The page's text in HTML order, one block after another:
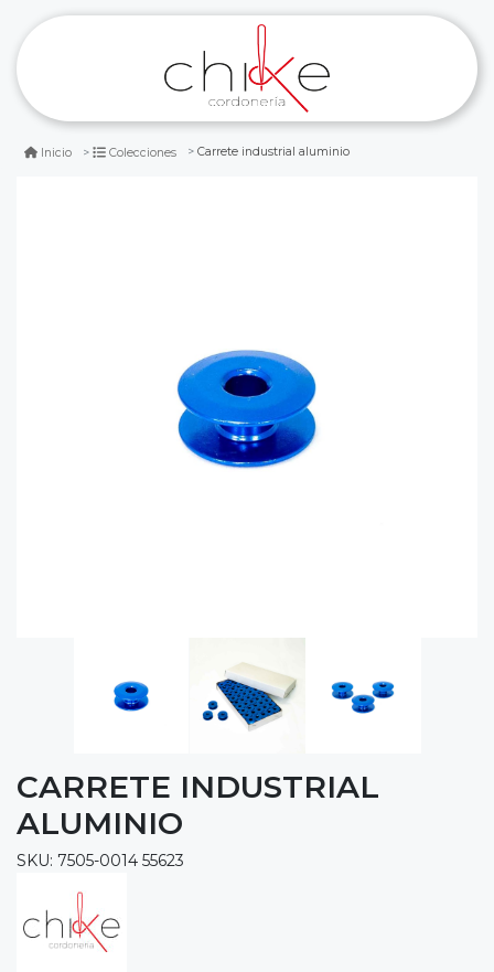
Inicio Colecciones Carrete industrial aluminio
CARRETE INDUSTRIAL
ALUMINIO
SKU: 7505-0014 55623